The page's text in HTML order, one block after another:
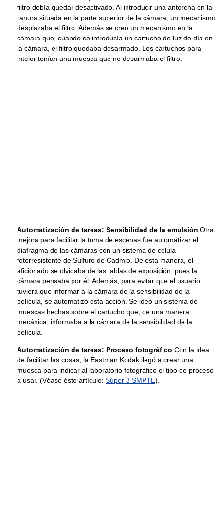
filtro debía quedar desactivado. Al introducir una antorcha en la
ranura situada en la parte superior de la cámara, un mecanismo
desplazaba el filtro. Además se creó un mecanismo en la
cámara que, cuando se introducía un cartucho de luz de día en
la cámara, el filtro quedaba desarmado. Los cartuchos para
inteior tenían una muesca que no desarmaba el filtro.
Automatización de tareas: Sensibilidad de la emulsión Otra
mejora para facilitar la toma de escenas fue automatizar el
diafragma de las cámaras con un sistema de célula
fotorresistente de Sulfuro de Cadmio. De esta manera, el
aficionado se olvidaba de las tablas de exposición, pues la
cámara pensaba por él. Además, para evitar que el usuario
tuviera que informar a la cámara de la sensibilidad de la
película, se automatizó esta acción. Se ideó un sistema de
muescas hechas sobre el cartucho que, de una manera
mecánica, informaba a la cámara de la sensibilidad de la
película.
Automatización de tareas: Proceso fotográfico Con la idea
de facilitar las cosas, la Eastman Kodak llegó a crear una
muesca para indicar al laboratorio fotográfico el tipo de proceso
a usar. (Véase éste artículo: Súper 8 SMPTE).